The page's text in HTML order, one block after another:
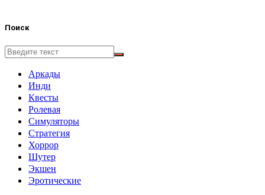
Поиск
Аркады
Инди
Квесты
Ролевая
Симуляторы
Стратегия
Хоррор
Шутер
Экшен
Эротические